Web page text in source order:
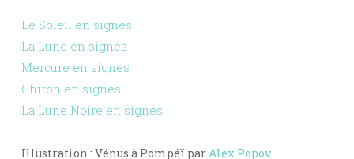
Le Soleil en signes
La Lune en signes
Mercure en signes
Chiron en signes
La Lune Noire en signes
Illustration : Vénus à Pompéï par Alex Popov